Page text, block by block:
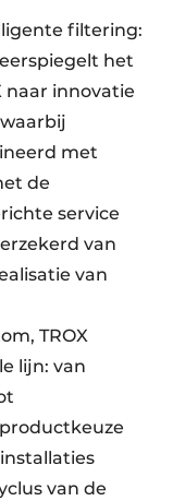
filtering:
het
naar innovatie
met
de
service
van
van
TROX
lijn: van
van de